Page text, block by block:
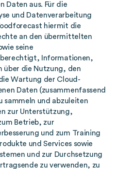
Daten aus. Für die
und Datenverarbeitung
hiermit die
an den übermittelten
seine
Informationen,
über die Nutzung, den
Wartung der Cloud-
Daten (zusammenfassend
sammeln und abzuleiten
zur Unterstützung,
Betrieb, zur
und zum Training
und Services sowie
und zur Durchsetzung
zu verwenden, zu